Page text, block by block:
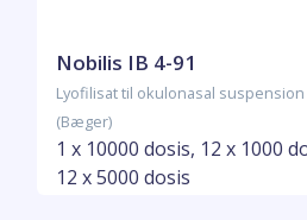
Nobilis IB 4-91
Lyofilisat til okulonasal
(Bæger)
1 x 10000 dosis, 12 x 1000
12 x 5000 dosis